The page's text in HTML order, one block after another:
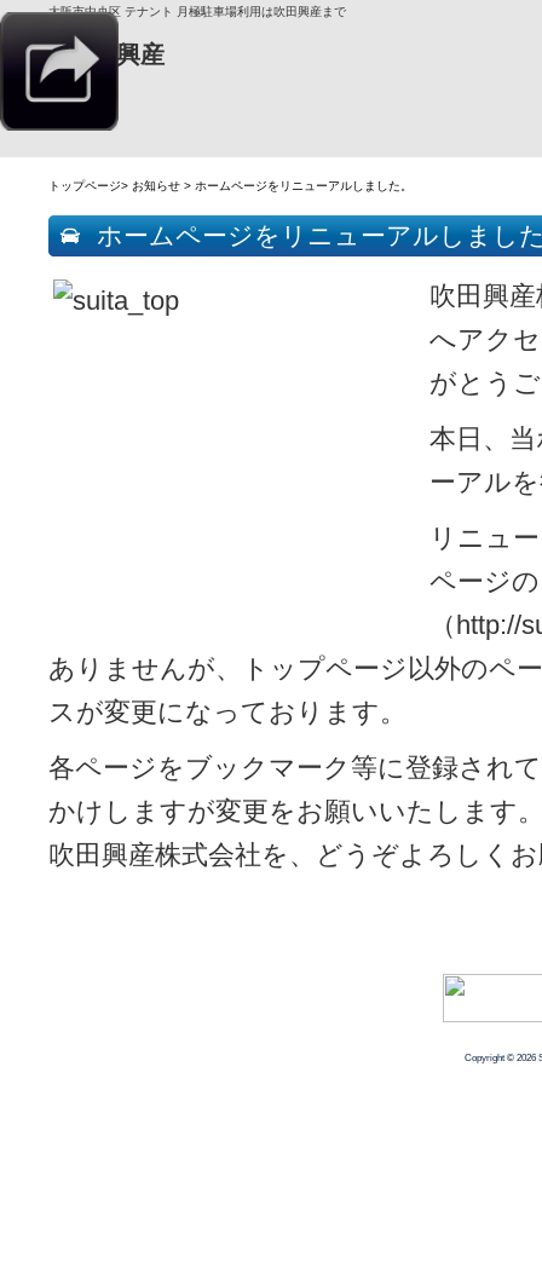
大阪市中央区 テナント 月極駐車場利用は吹田興産まで
トップページ> お知らせ > ホームページをリニューアルしました。
ホームページをリニューアルしまし
吹田興
へアク
がとう
本日、
ーアル
リニュ
ページ
（http://
ありませんが、トップページ以外のペ
スが変更になっております。
各ページをブックマーク等に登録され
かけしますが変更をお願いいたします
吹田興産株式会社を、どうぞよろしく
Copyright © 2026